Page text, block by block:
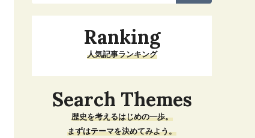
Ranking
人気記事ランキング
Search Themes
歴史を考えるはじめの一歩。
まずはテーマを決めてみよう。